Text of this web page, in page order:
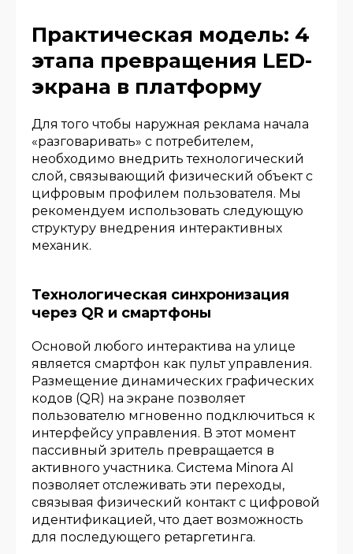
Практическая модель: 4
этапа превращения LED-
экрана в платформу
Для того чтобы наружная реклама начала
«разговаривать» с потребителем,
необходимо внедрить технологический
слой, связывающий физический объект с
цифровым профилем пользователя. Мы
рекомендуем использовать следующую
структуру внедрения интерактивных
механик.
Технологическая синхронизация
через QR и смартфоны
Основой любого интерактива на улице
является смартфон как пульт управления.
Размещение динамических графических
кодов (QR) на экране позволяет
пользователю мгновенно подключиться к
интерфейсу управления. В этот момент
пассивный зритель превращается в
активного участника. Система Minora AI
позволяет отслеживать эти переходы,
связывая физический контакт с цифровой
идентификацией, что дает возможность
для последующего ретаргетинга.